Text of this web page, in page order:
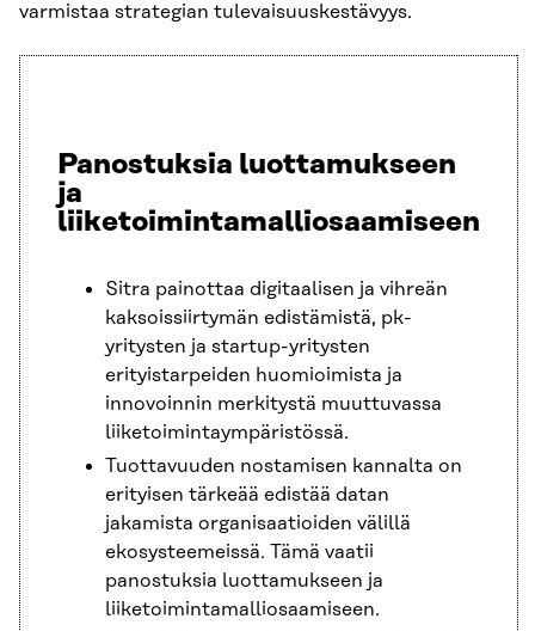
varmistaa strategian tulevaisuuskestävyys.
Panostuksia luottamukseen
ja
liiketoimintamalliosaamiseen
Sitra painottaa digitaalisen ja vihreän
kaksoissiirtymän edistämistä, pk-
yritysten ja startup-yritysten
erityistarpeiden huomioimista ja
innovoinnin merkitystä muuttuvassa
liiketoimintaympäristössä.
Tuottavuuden nostamisen kannalta on
erityisen tärkeää edistää datan
jakamista organisaatioiden välillä
ekosysteemeissä. Tämä vaatii
panostuksia luottamukseen ja
liiketoimintamalliosaamiseen.